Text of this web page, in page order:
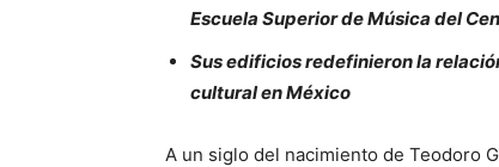
Escuela Superior de Música del
Sus edificios redefinieron la
cultural en México
A un siglo del nacimiento de Teodoro